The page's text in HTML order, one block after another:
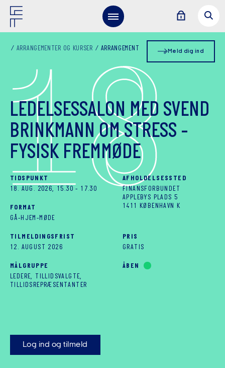
Meld dig ind
ARRANGEMENTER OG KURSER ARRANGEMENT
LEDELSESSALON MED SVEND
BRINKMANN OM STRESS -
FYSISK FREMMØDE
TIDSPUNKT
18. AUG. 2026, 15.30 - 17.30
FORMAT
GÅ-HJEM-MØDE
AFHOLDELSESSTED
FINANSFORBUNDET
APPLEBYS PLADS 5
1411 KØBENHAVN K
TILMELDINGSFRIST
12. AUGUST 2026
PRIS
GRATIS
MÅLGRUPPE
LEDERE, TILLIDSVALGTE,
TILLIDSREPRÆSENTANTER
ÅBEN
18
Log ind og tilmeld